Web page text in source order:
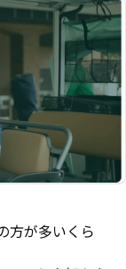
方が多いくら